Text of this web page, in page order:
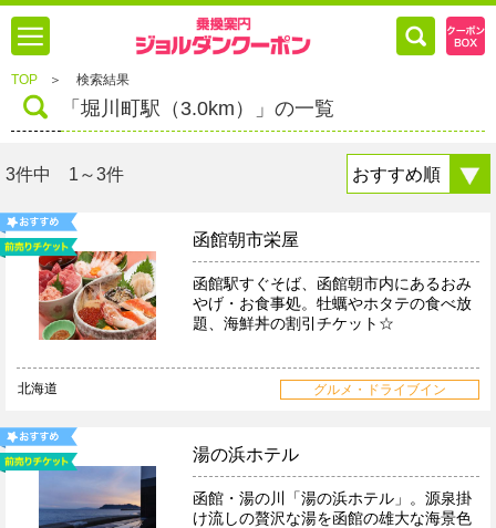
TOP ＞ 検索結果
「堀川町駅（3.0km）」の一覧
3件中 1～3件
函館朝市栄屋
函館駅すぐそば、函館朝市内にあるおみ
やげ・お食事処。牡蠣やホタテの食べ放
題、海鮮丼の割引チケット☆
北海道 グルメ・ドライブイン
湯の浜ホテル
函館・湯の川「湯の浜ホテル」。源泉掛
け流しの贅沢な湯を函館の雄大な海景色